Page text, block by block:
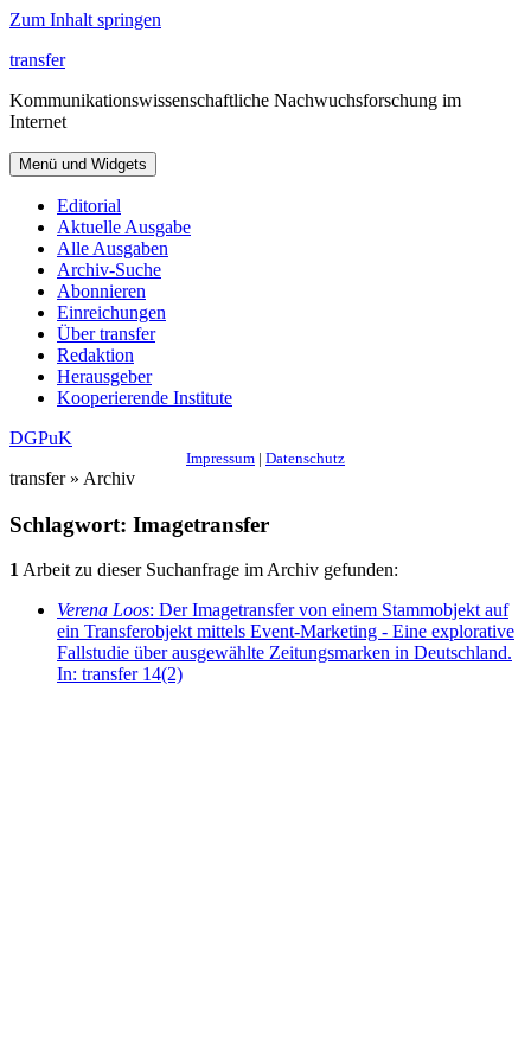
Zum Inhalt springen
transfer
Kommunikationswissenschaftliche Nachwuchsforschung im
Internet
Menü und Widgets
Editorial
Aktuelle Ausgabe
Alle Ausgaben
Archiv-Suche
Abonnieren
Einreichungen
Über transfer
Redaktion
Herausgeber
Kooperierende Institute
DGPuK
Impressum | Datenschutz
transfer » Archiv
Schlagwort: Imagetransfer
1Arbeit zu dieser Suchanfrage im Archiv gefunden:
Verena Loos: Der Imagetransfer von einem Stammobjekt auf
ein Transferobjekt mittels Event-Marketing - Eine explorative
Fallstudie über ausgewählte Zeitungsmarken in Deutschland.
In: transfer 14(2)